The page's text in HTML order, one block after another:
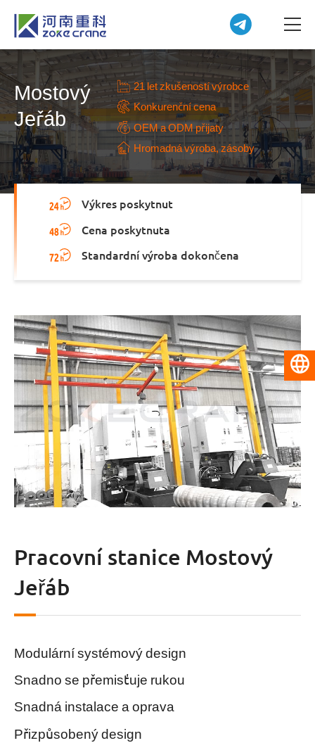
Mostový
Jeřáb
21 let zkušeností výrobce
Konkurenční cena
OEM a ODM přijaty
Hromadná výroba, zásoby
Výkres poskytnut
Cena poskytnuta
Standardní výroba dokončena
Pracovní stanice Mostový
Jeřáb
Modulární systémový design
Snadno se přemisťuje rukou
Snadná instalace a oprava
Přizpůsobený design
Čeština